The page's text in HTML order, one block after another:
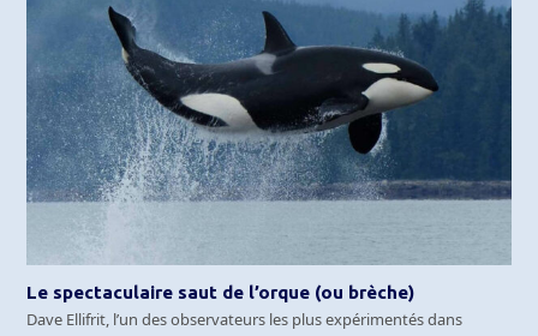
Le spectaculaire saut de l’orque (ou brèche)
Dave Ellifrit, l’un des observateurs les plus expérimentés dans